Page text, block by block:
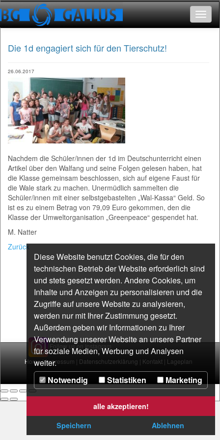
Toggle
Die 1d engagiert sich für den Tierschutz!
26.06.2017
Nachdem die Schüler/innen der 1d im Deutschunterricht einen
Artikel über den Walfang und seine Folgen gelesen haben, hat
die Klasse gemeinsam beschlossen, sich auf eigene Faust für
die Wale stark zu machen. Unermüdlich sammelten die
Schüler/innen mit einer selbstgebastelten „Wal-Kassa“ Geld. So
ist es zu einem Betrag von 79,09 Euro gekommen, den die
Klasse der Umweltorganisation „Greenpeace“ gespendet hat.
M. Natter
Zurück
Follow us on Instagram
Home|Impressum | Datenschutzerklärung | Kontakt | Lageplan
Diese Website benutzt Cookies, die für den
technischen Betrieb der Website erforderlich sind
und stets gesetzt werden. Andere Cookies, um
Inhalte und Anzeigen zu personalisieren und die
Zugriffe auf unsere Website zu analysieren,
werden nur mit Ihrer Zustimmung gesetzt.
Außerdem geben wir Informationen zu Ihrer
Verwendung unserer Website an unsere Partner
für soziale Medien, Werbung und Analysen
weiter.
Notwendig
Statistiken Marketing
alle akzeptieren!
Speichern
Ablehnen